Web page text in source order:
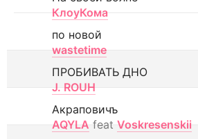
КлоуКома
по новой
wastetime
ПРОБИВАТЬ ДНО
J. ROUH
Акраповичъ
AQYLA feat Voskresenskii